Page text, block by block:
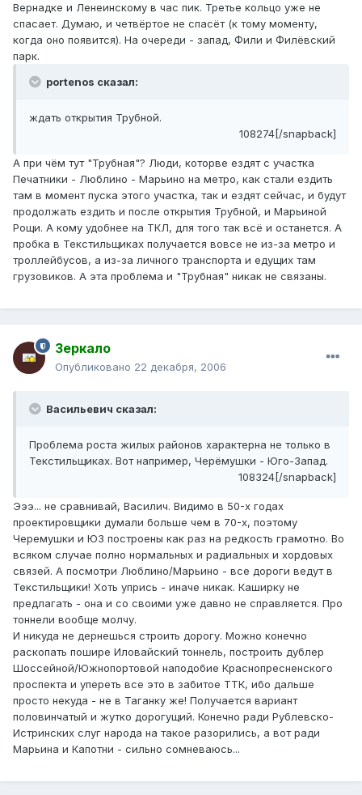
Вернадке и Ленеинскому в час пик. Третье кольцо уже не
спасает. Думаю, и четвёртое не спасёт (к тому моменту,
когда оно появится). На очереди - запад, Фили и Филёвский
парк.
portenos сказал:
ждать открытия Трубной.
108274[/snapback]
А при чём тут "Трубная"? Люди, которве ездят с участка
Печатники - Люблино - Марьино на метро, как стали ездить
там в момент пуска этого участка, так и ездят сейчас, и будут
продолжать ездить и после открытия Трубной, и Марьиной
Рощи. А кому удобнее на ТКЛ, для того так всё и останется. А
пробка в Текстильщиках получается вовсе не из-за метро и
троллейбусов, а из-за личного транспорта и едущих там
грузовиков. А эта проблема и "Трубная" никак не связаны.
Зеркало
Опубликовано 22 декабря, 2006
Васильевич сказал:
Проблема роста жилых районов характерна не только в
Текстильщиках. Вот например, Черёмушки - Юго-Запад.
108324[/snapback]
Эээ... не сравнивай, Василич. Видимо в 50-х годах
проектировщики думали больше чем в 70-х, поэтому
Черемушки и ЮЗ построены как раз на редкость грамотно. Во
всяком случае полно нормальных и радиальных и хордовых
связей. А посмотри Люблино/Марьино - все дороги ведут в
Текстильщики! Хоть упрись - иначе никак. Каширку не
предлагать - она и со своими уже давно не справляется. Про
тоннели вообще молчу.
И никуда не дернешься строить дорогу. Можно конечно
раскопать пошире Иловайский тоннель, построить дублер
Шоссейной/Южнопортовой наподобие Краснопресненского
проспекта и упереть все это в забитое ТТК, ибо дальше
просто некуда - не в Таганку же! Получается вариант
половинчатый и жутко дорогущий. Конечно ради Рублевско-
Истринских слуг народа на такое разорились, а вот ради
Марьина и Капотни - сильно сомневаюсь...